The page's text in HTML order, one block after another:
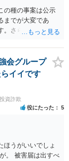
出して、召し上
また私１人で弁護
他の被害者と分
。 あなた１人が弁
の種の事案は公示
までが大変であ
。さらに詳しい事
どうかが問題で
いと思います。
会グループ
イイです
資詐欺
役にたった 5
ほうがいいでしょ
。 被害届は出すべ